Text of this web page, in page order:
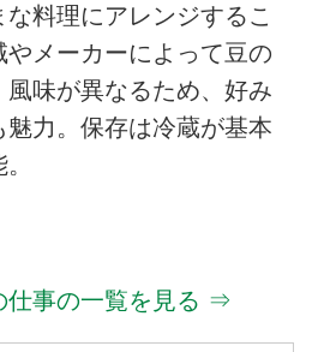
料理にアレンジするこ
やメーカーによって豆の
味が異なるため、好み
力。保存は冷蔵が基本
仕事の一覧を見る ⇒